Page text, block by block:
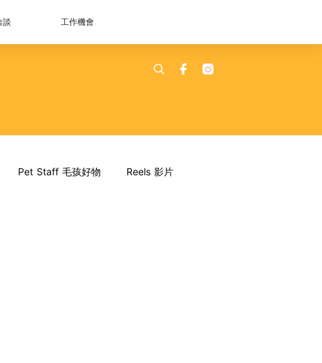
談 工作機會
Pet Staff 毛孩好物 Reels 影片